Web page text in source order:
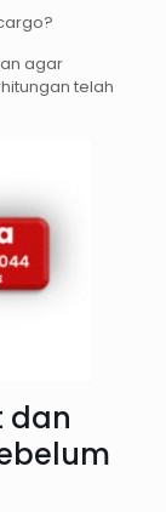
agar
telah
dan